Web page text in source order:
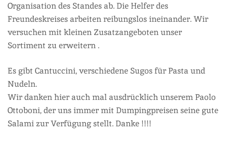
Organisation des Standes ab. Die Helfer des
Freundeskreises arbeiten reibungslos ineinander. Wir
versuchen mit kleinen Zusatzangeboten unser
Sortiment zu erweitern .
Es gibt Cantuccini, verschiedene Sugos für Pasta und
Nudeln.
Wir danken hier auch mal ausdrücklich unserem Paolo
Ottoboni, der uns immer mit Dumpingpreisen seine gute
Salami zur Verfügung stellt. Danke !!!!